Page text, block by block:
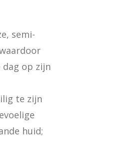
semi-
dag op zijn
te zijn
huid;